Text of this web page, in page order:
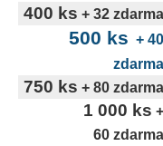
400 ks + 32 zdarma
500 ks + 40
zdarma
750 ks + 80 zdarma
1 000 ks +
60 zdarma